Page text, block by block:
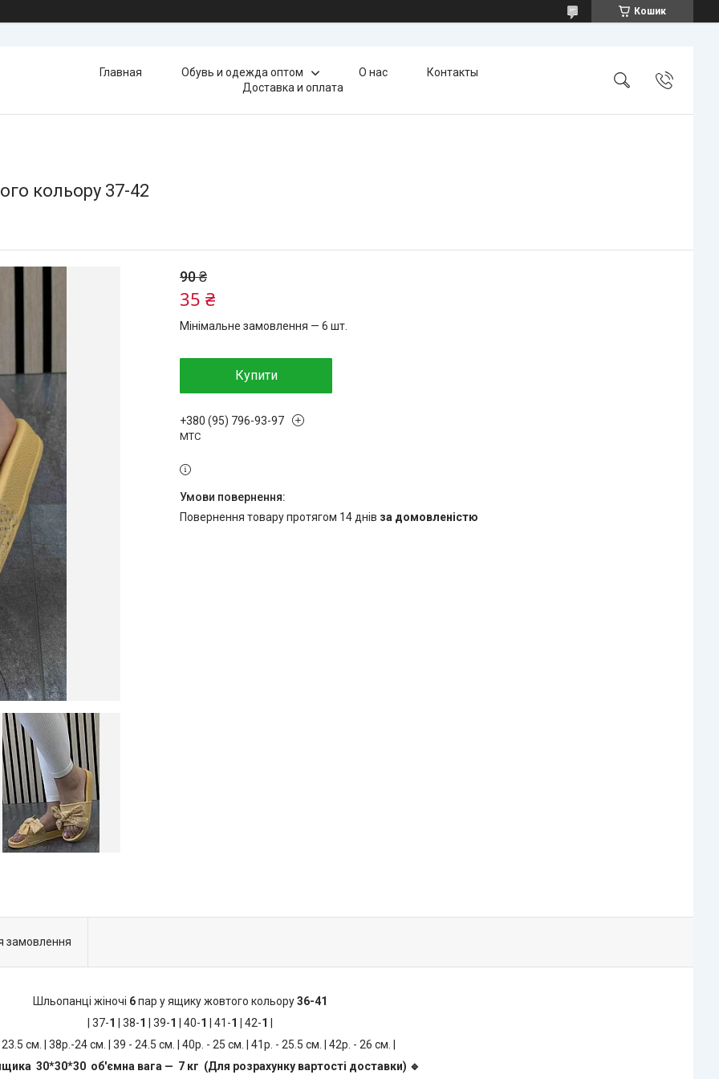
Кошик
Главная Обувь и одежда оптом О нас
Контакты
Доставка и оплата
кольору 37-42
90 ₴
35 ₴
Мінімальне замовлення — 6 шт.
Купити
+380 (95) 796-93-97
МТС
повернення товару протягом 14 днів за домовленістю
замовлення
Шльопанці жіночі 6пар у ящику жовтого кольору36-41
| 37-1 | 38-1 | 39-1 | 40-1 | 41-1 | 42-1
см. | 38р.-24 см. | 39 - 24.5 см. | 40р. - 25 см. | 41р. - 25.5 см. | 42р. - 26 см. |
30*30*30 об'ємна вага — 7 кг (Для розрахунку вартості доставки) 🔹